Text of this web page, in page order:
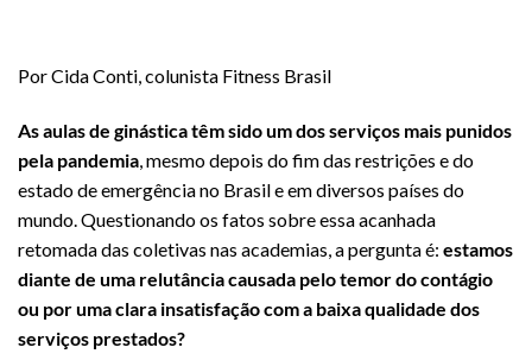
Por Cida Conti, colunista Fitness Brasil
As aulas de ginástica têm sido um dos serviços mais punidos
pela pandemia , mesmo depois do fim das restrições e do
estado de emergência no Brasil e em diversos países do
mundo. Questionando os fatos sobre essa acanhada
retomada das coletivas nas academias, a pergunta é: estamos
diante de uma relutância causada pelo temor do contágio
ou por uma clara insatisfação com a baixa qualidade dos
serviços prestados?